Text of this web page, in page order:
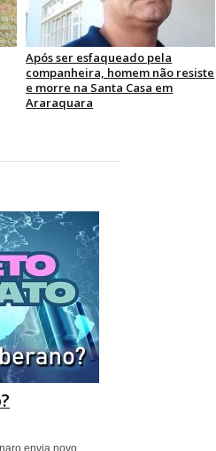
Após ser esfaqueado pela
companheira, homem não resiste
e morre na Santa Casa em
Araraquara